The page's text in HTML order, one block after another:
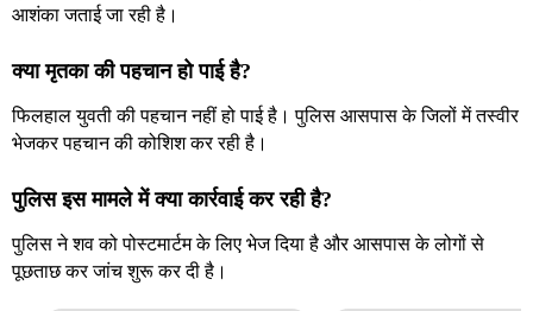
आशंका जताई जा रही है।
क्या मृतका की पहचान हो पाई है?
फिलहाल युवती की पहचान नहीं हो पाई है। पुलिस आसपास के जिलों में तस्वीर
भेजकर पहचान की कोशिश कर रही है।
पुलिस इस मामले में क्या कार्रवाई कर रही है?
पुलिस ने शव को पोस्टमार्टम के लिए भेज दिया है और आसपास के लोगों से
पूछताछ कर जांच शुरू कर दी है।